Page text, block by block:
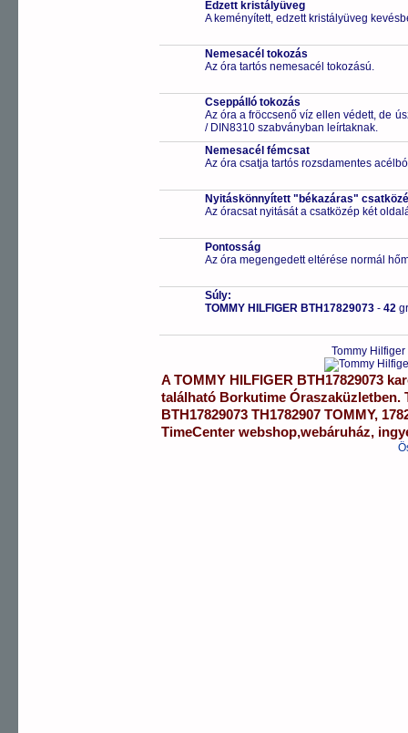
Edzett kristályüveg
A keményített, edzett kristályüveg
Nemesacél tokozás
Az óra tartós nemesacél tokozású.
Cseppálló tokozás
Az óra a fröccsenő víz ellen védett, de
/ DIN8310 szabványban leírtaknak.
Nemesacél fémcsat
Az óra csatja tartós rozsdamentes
Nyitáskönnyített "békazáras"
Az óracsat nyitását a csatközép két
Pontosság
Az óra megengedett eltérése normál
Súly:
TOMMY HILFIGER BTH17829073 - 42
Tommy
ATOMMY HILFIGER BTH17829073
található Borkutime Óraszaküzletben.
BTH17829073 TH1782907 TOMMY,
TimeCenter webshop,webáruház,